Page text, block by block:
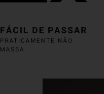
FÁCIL DE PASSAR
PRATICAMENTE NÃO
MASSA